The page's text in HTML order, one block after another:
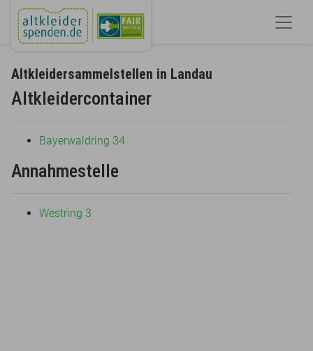
Altkleidersammelstellen in Landau
Altkleidercontainer
Bayerwaldring 34
Annahmestelle
Westring 3